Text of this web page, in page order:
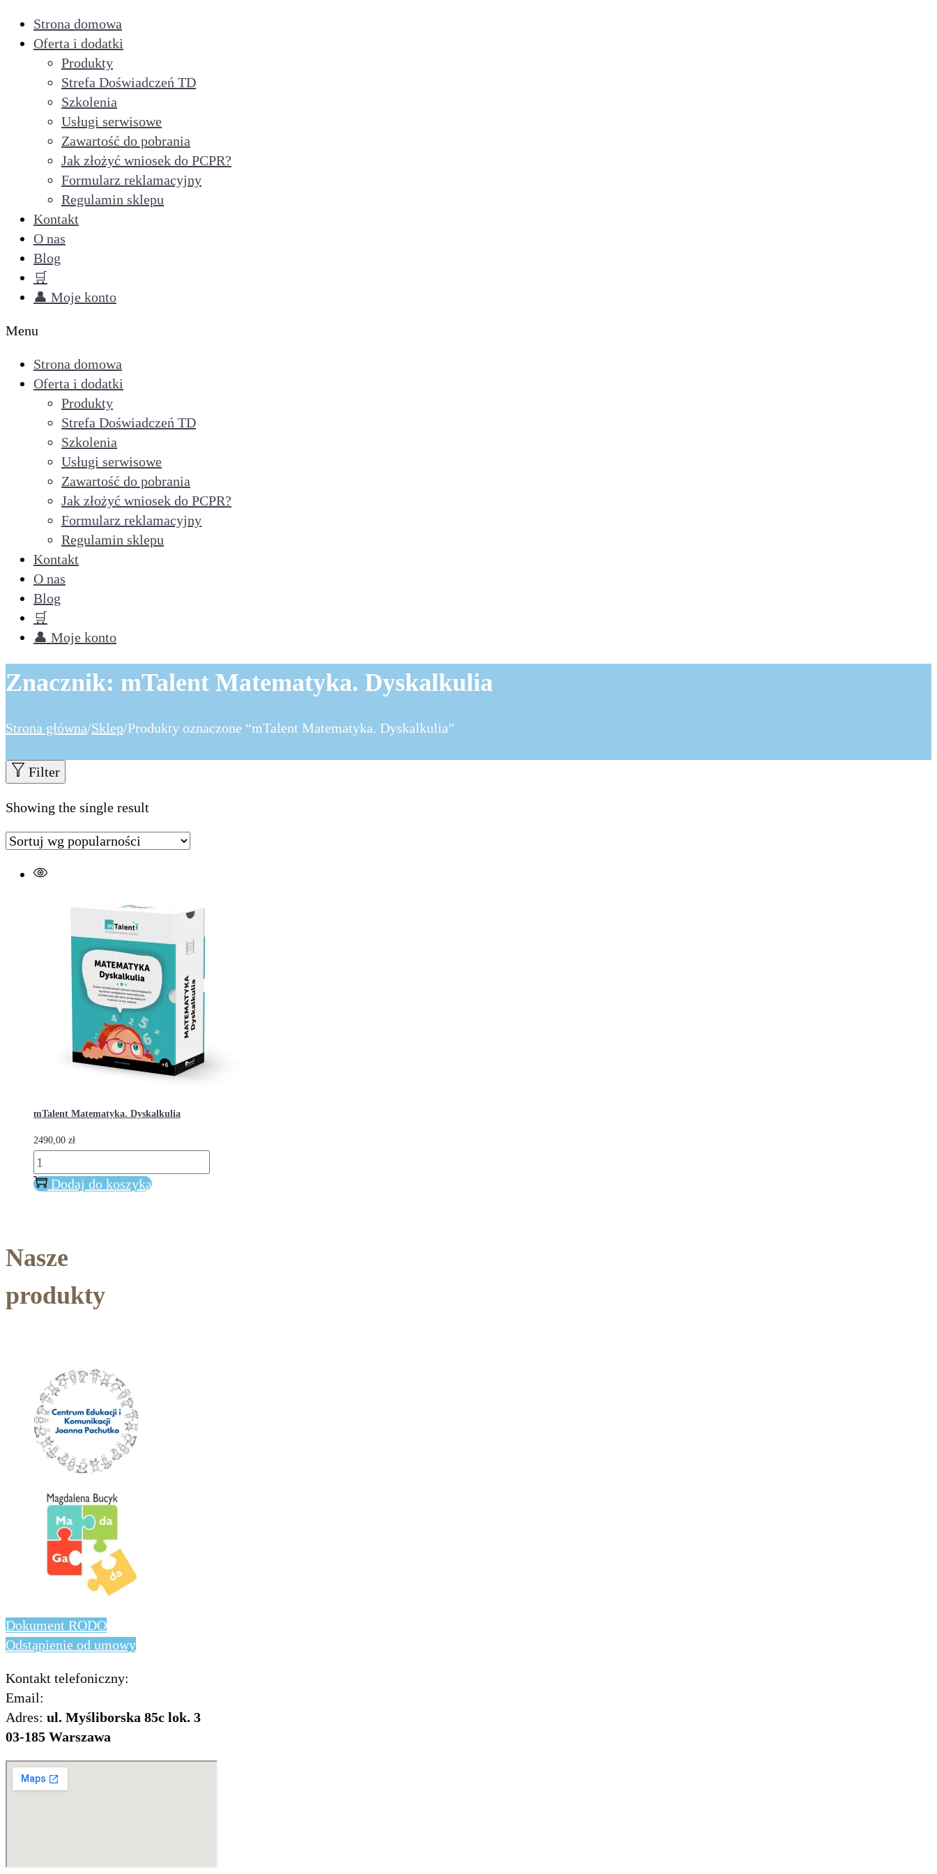
Strona domowa
Oferta i dodatki
Produkty
Strefa Doświadczeń TD
Szkolenia
Usługi serwisowe
Zawartość do pobrania
Jak złożyć wniosek do PCPR?
Formularz reklamacyjny
Regulamin sklepu
Kontakt
O nas
Blog
🛒
👤 Moje konto
Menu
Strona domowa
Oferta i dodatki
Produkty
Strefa Doświadczeń TD
Szkolenia
Usługi serwisowe
Zawartość do pobrania
Jak złożyć wniosek do PCPR?
Formularz reklamacyjny
Regulamin sklepu
Kontakt
O nas
Blog
🛒
👤 Moje konto
Znacznik: mTalent Matematyka. Dyskalkulia
Strona główna/Sklep/Produkty oznaczone “mTalent Matematyka. Dyskalkulia”
Filter
Showing the single result
mTalent Matematyka. Dyskalkulia
2490,00 zł
ilość
mTalent
Dodaj do koszyka
Nasze
produkty
Dokument RODO
Odstąpienie od umowy
Kontakt telefoniczny:
Email:
Adres: ul. Myśliborska 85c lok. 3
03-185 Warszawa